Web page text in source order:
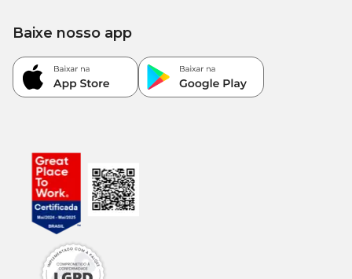
Baixe nosso app